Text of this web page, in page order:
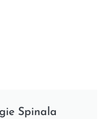
Spinala